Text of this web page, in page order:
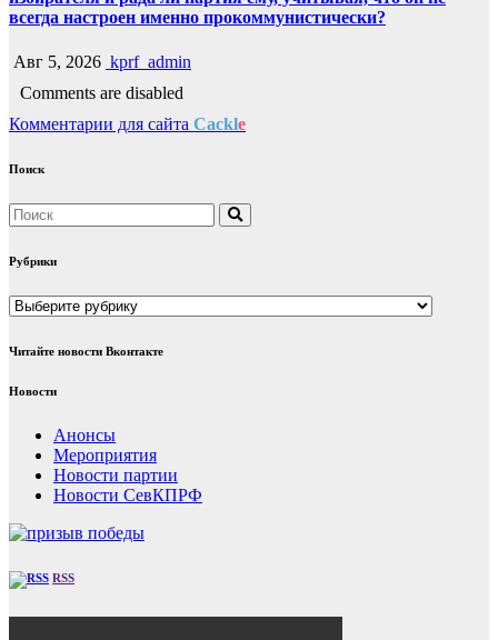
всегда настроен именно прокоммунистически?
Авг 5, 2026 kprf_admin
Comments are disabled
Комментарии для сайта Cackle
Поиск
Рубрики
Рубрики
Читайте новости Вконтакте
Новости
Анонсы
Мероприятия
Новости партии
Новости СевКПРФ
RSS